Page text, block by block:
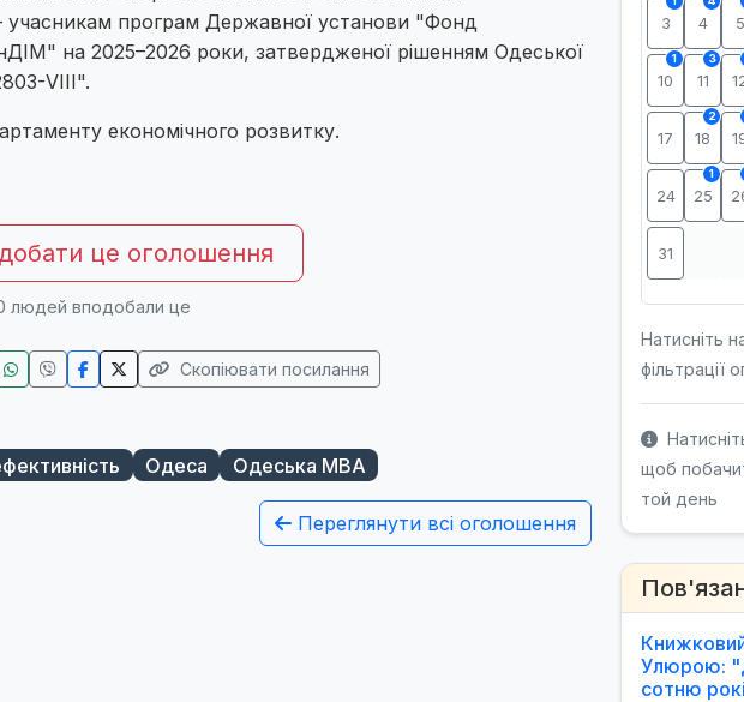
учасникам програм Державної установи "Фонд
на 2025–2026 роки, затвердженої рішенням Одеської
VIII".
економічного розвитку.
це оголошення
людей вподобали це
Скопіювати посилання
Одеса Одеська МВА
Переглянути всі оголошення
3 4 5
10
1
11
3
17 18
2
24 25
1
31
Натисніть
фільтрації
щоб
той день
Улюрою:
сотню